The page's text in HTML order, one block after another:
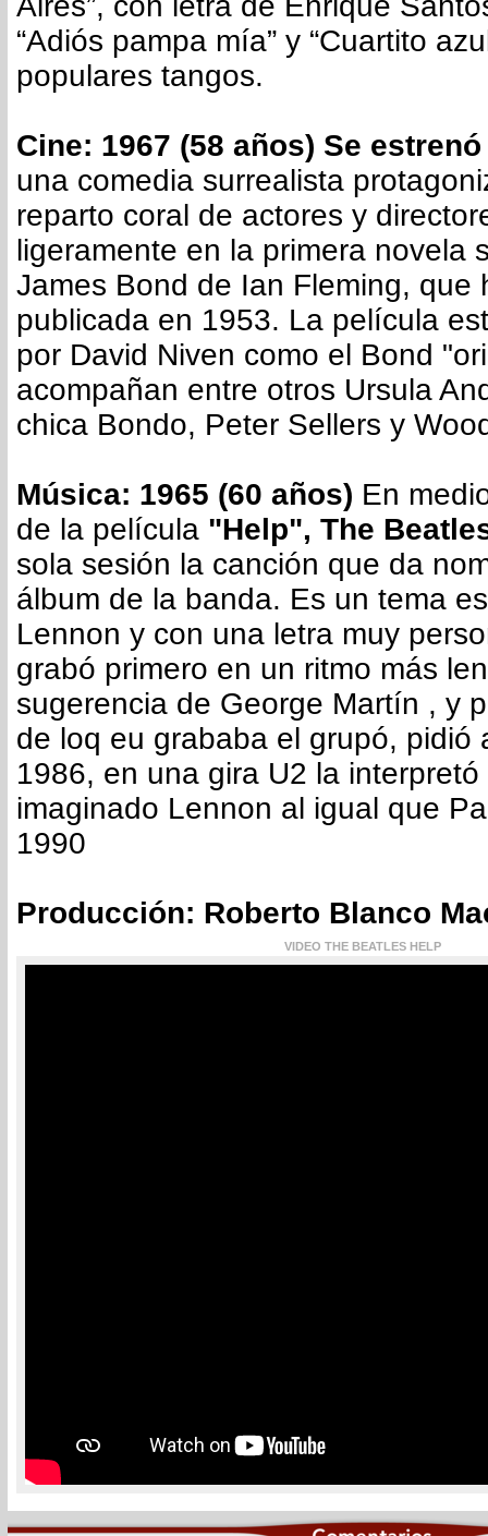
“Adiós pampa mía” y “Cuartito
populares tangos.
Cine: 1967 (58 años) Se
una comedia surrealista
reparto coral de actores y
ligeramente en la primera novela
James Bond de Ian Fleming, que
publicada en 1953. La película
por David Niven como el Bond
acompañan entre otros Ursula
chica Bondo, Peter Sellers y
Música: 1965 (60 años) En
de la película "Help", The
sola sesión la canción que da
álbum de la banda. Es un tema
Lennon y con una letra muy
grabó primero en un ritmo más
sugerencia de George Martín , y
de loq eu grababa el grupó, pidió
1986, en una gira U2 la
imaginado Lennon al igual que
1990
Producción: Roberto Blanco
VIDEO THE BEATLES HELP